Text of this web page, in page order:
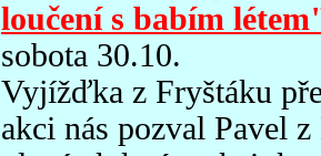
loučení s babím
sobota 30.10.
Vyjížďka z Fryštáku
akci nás pozval Pavel